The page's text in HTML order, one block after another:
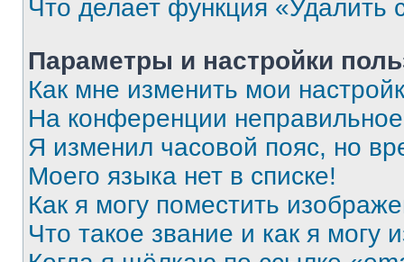
Что делает функция «Удалить
Параметры и настройки
Как мне изменить мои
На конференции
Я изменил часовой пояс, но
Моего языка нет в списке!
Как я могу поместить
Что такое звание и как я могу